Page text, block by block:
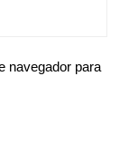
navegador para